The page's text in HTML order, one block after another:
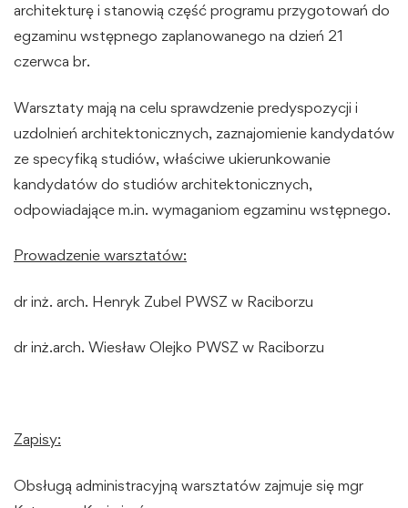
architekturę i stanowią część programu przygotowań do
egzaminu wstępnego zaplanowanego na dzień 21
czerwca br.
Warsztaty mają na celu sprawdzenie predyspozycji i
uzdolnień architektonicznych, zaznajomienie kandydatów
ze specyfiką studiów, właściwe ukierunkowanie
kandydatów do studiów architektonicznych,
odpowiadające m.in. wymaganiom egzaminu wstępnego.
Prowadzenie warsztatów:
dr inż. arch. Henryk Zubel PWSZ w Raciborzu
dr inż.arch. Wiesław Olejko PWSZ w Raciborzu
Zapisy:
Obsługą administracyjną warsztatów zajmuje się mgr